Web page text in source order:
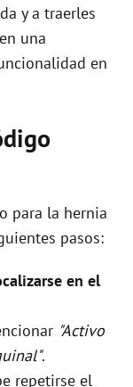
y a traerles
una
en
para la hernia
pasos:
en el
"Activo
.
repetirse el